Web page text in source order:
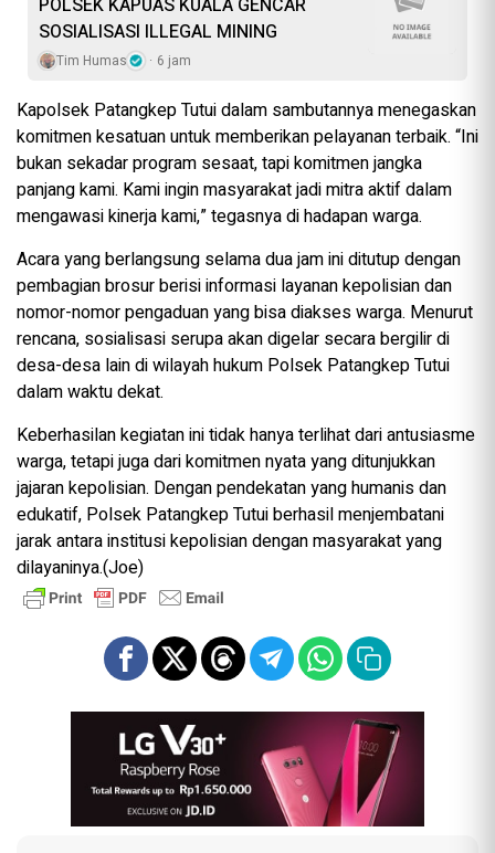
POLSEK KAPUAS KUALA GENCAR
SOSIALISASI ILLEGAL MINING
Tim Humas 6 jam
Kapolsek Patangkep Tutui dalam sambutannya menegaskan
komitmen kesatuan untuk memberikan pelayanan terbaik. “Ini
bukan sekadar program sesaat, tapi komitmen jangka
panjang kami. Kami ingin masyarakat jadi mitra aktif dalam
mengawasi kinerja kami,” tegasnya di hadapan warga.
Acara yang berlangsung selama dua jam ini ditutup dengan
pembagian brosur berisi informasi layanan kepolisian dan
nomor-nomor pengaduan yang bisa diakses warga. Menurut
rencana, sosialisasi serupa akan digelar secara bergilir di
desa-desa lain di wilayah hukum Polsek Patangkep Tutui
dalam waktu dekat.
Keberhasilan kegiatan ini tidak hanya terlihat dari antusiasme
warga, tetapi juga dari komitmen nyata yang ditunjukkan
jajaran kepolisian. Dengan pendekatan yang humanis dan
edukatif, Polsek Patangkep Tutui berhasil menjembatani
jarak antara institusi kepolisian dengan masyarakat yang
dilayaninya.(Joe)